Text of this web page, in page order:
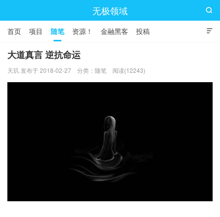
无极领域

首页 项目 随笔 资源！ 金融黑客 投稿

大道真言 逆抗命运
天玑 发布于 2018-02-27 分类： 随笔 阅读(12243)